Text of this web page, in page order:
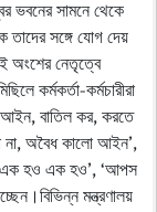
ভবনের সামনে থেকে
তাদের সঙ্গে যোগ দেয়
অংশের নেতৃত্বে
কর্মকর্তা-কর্মচারীরা
বাতিল কর, করতে
না, অবৈধ কালো আইন’,
এক হও এক হও’, ‘আপস
মন্ত্রণালয়